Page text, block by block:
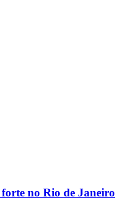
no Rio de Janeiro